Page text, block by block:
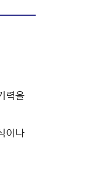
력을
이나